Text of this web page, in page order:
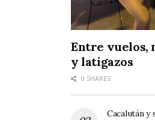
Entre vuelos,
y latigazos
0 SHARES
Cacalután y